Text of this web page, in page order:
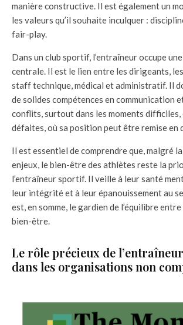
manière constructive. Il est également un
les valeurs qu’il souhaite inculquer :
fair-play.
Dans un club sportif, l’entraîneur occupe
centrale. Il est le lien entre les dirigeants,
staff technique, médical et administratif. Il
de solides compétences en communication
conflits, surtout dans les moments difficiles,
défaites, où sa position peut être remise en
Il est essentiel de comprendre que, malgré
enjeux, le bien-être des athlètes reste la
l’entraîneur sportif. Il veille à leur santé
leur intégrité et à leur épanouissement au
est, en somme, le gardien de l’équilibre
bien-être.
Le rôle précieux de
dans les organisations non